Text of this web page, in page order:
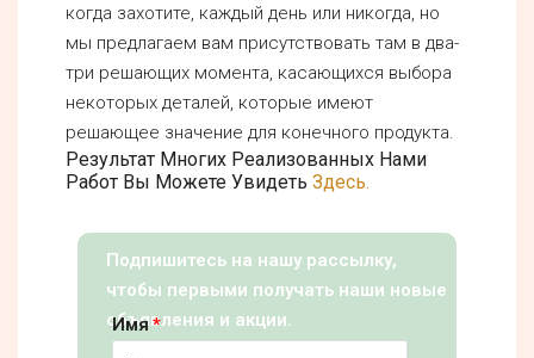
когда захотите, каждый день или никогда, но
мы предлагаем вам присутствовать там в два-
три решающих момента, касающихся выбора
некоторых деталей, которые имеют
решающее значение для конечного продукта.
Результат Многих Реализованных Нами
Работ Вы Можете Увидеть Здесь.
Подпишитесь на нашу рассылку,
чтобы первыми получать наши новые
объявления и акции.
Имя